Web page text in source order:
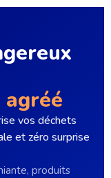
vos déchets
et zéro surprise
produits